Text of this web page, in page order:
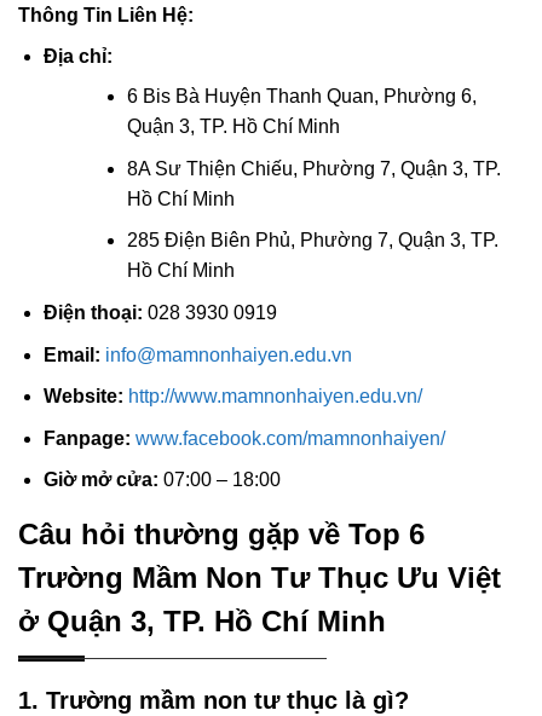
Thông Tin Liên Hệ:
Địa chỉ:
6 Bis Bà Huyện Thanh Quan, Phường 6,
Quận 3, TP. Hồ Chí Minh
8A Sư Thiện Chiếu, Phường 7, Quận 3, TP.
Hồ Chí Minh
285 Điện Biên Phủ, Phường 7, Quận 3, TP.
Hồ Chí Minh
Điện thoại: 028 3930 0919
Email: info@mamnonhaiyen.edu.vn
Website: http://www.mamnonhaiyen.edu.vn/
Fanpage: www.facebook.com/mamnonhaiyen/
Giờ mở cửa: 07:00 – 18:00
Câu hỏi thường gặp về Top 6
Trường Mầm Non Tư Thục Ưu Việt
ở Quận 3, TP. Hồ Chí Minh
1. Trường mầm non tư thục là gì?